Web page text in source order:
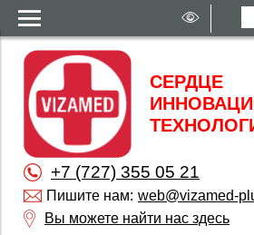
СЕРДЦЕ
+7 (727) 355 05 21
Пишите нам: web@vizamed-
Вы можете найти нас здесь